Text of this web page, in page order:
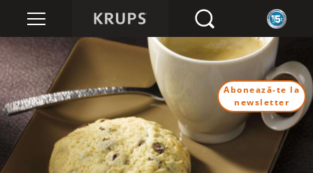
Abonează-te la
newsletter